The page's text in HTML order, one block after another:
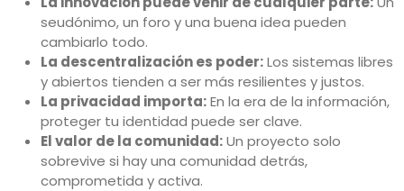
seudónimo, un foro y una buena idea pueden
cambiarlo todo.
La descentralización es poder:Los sistemas libres
y abiertos tienden a ser más resilientes y justos.
La privacidad importa:En la era de la información,
proteger tu identidad puede ser clave.
El valor de la comunidad:Un proyecto solo
sobrevive si hay una comunidad detrás,
comprometida y activa.